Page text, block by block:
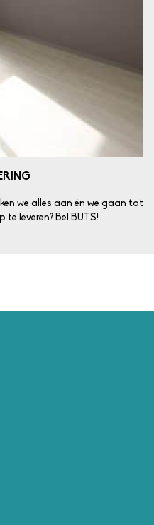
we alles aan én we gaan tot
te leveren? Bel BUTS!